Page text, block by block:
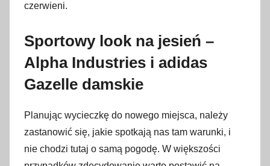
czerwieni.
Sportowy look na jesień –
Alpha Industries i adidas
Gazelle damskie
Planując wycieczkę do nowego miejsca, należy
zastanowić się, jakie spotkają nas tam warunki, i
nie chodzi tutaj o samą pogodę. W większości